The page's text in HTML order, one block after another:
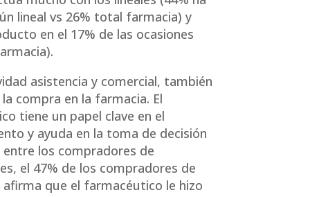
lineal vs 26% total farmacia) y
en el 17% de las ocasiones
asistencia y comercial, también
compra en la farmacia. El
tiene un papel clave en el
y ayuda en la toma de decisión
los compradores de
el 47% de los compradores de
que el farmacéutico le hizo